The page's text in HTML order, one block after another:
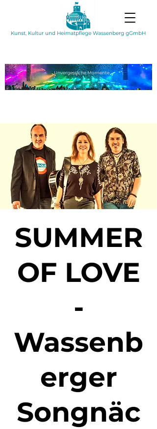
Kunst, Kultur und Heimatpflege Wassenberg gGmbH
UnvergesslicheMomente
SUMMER
OF LOVE
-
Wassenb
erger
Songnäc